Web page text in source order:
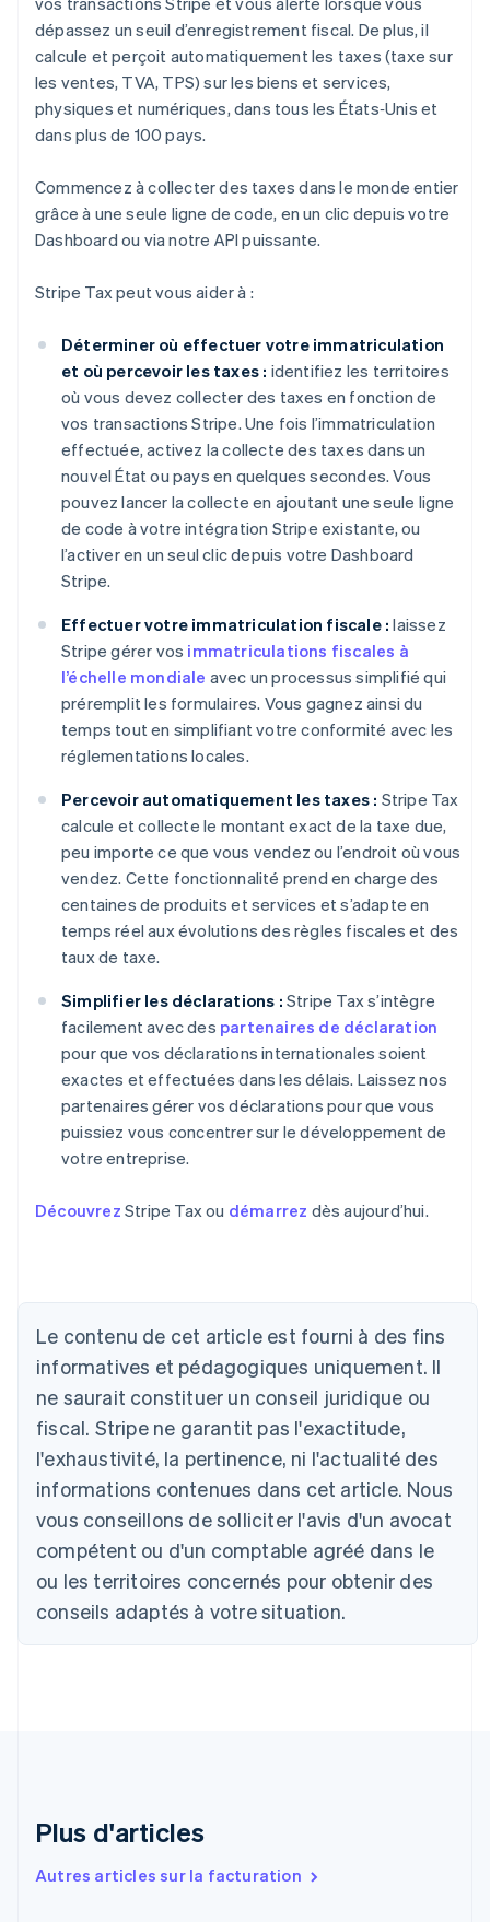
dépassez un seuil d’enregistrement fiscal. De plus, il
calcule et perçoit automatiquement les taxes (taxe sur
les ventes, TVA, TPS) sur les biens et services,
physiques et numériques, dans tous les États‑Unis et
dans plus de 100 pays.
Commencez à collecter des taxes dans le monde entier
grâce à une seule ligne de code, en un clic depuis votre
Dashboard ou via notre API puissante.
Stripe Tax peut vous aider à :
Déterminer où effectuer votre immatriculation
et où percevoir les taxes : identifiez les territoires
où vous devez collecter des taxes en fonction de
vos transactions Stripe. Une fois l’immatriculation
effectuée, activez la collecte des taxes dans un
nouvel État ou pays en quelques secondes. Vous
pouvez lancer la collecte en ajoutant une seule ligne
de code à votre intégration Stripe existante, ou
l’activer en un seul clic depuis votre Dashboard
Stripe.
Effectuer votre immatriculation fiscale : laissez
Stripe gérer vos immatriculations fiscales à
l’échelle mondiale avec un processus simplifié qui
préremplit les formulaires. Vous gagnez ainsi du
temps tout en simplifiant votre conformité avec les
réglementations locales.
Percevoir automatiquement les taxes : Stripe Tax
calcule et collecte le montant exact de la taxe due,
peu importe ce que vous vendez ou l’endroit où vous
vendez. Cette fonctionnalité prend en charge des
centaines de produits et services et s’adapte en
temps réel aux évolutions des règles fiscales et des
taux de taxe.
Simplifier les déclarations : Stripe Tax s’intègre
facilement avec des partenaires de déclaration
pour que vos déclarations internationales soient
exactes et effectuées dans les délais. Laissez nos
partenaires gérer vos déclarations pour que vous
puissiez vous concentrer sur le développement de
votre entreprise.
Découvrez Stripe Tax ou démarrez dès aujourd’hui.
Le contenu de cet article est fourni à des fins
informatives et pédagogiques uniquement. Il
ne saurait constituer un conseil juridique ou
fiscal. Stripe ne garantit pas l'exactitude,
l'exhaustivité, la pertinence, ni l'actualité des
informations contenues dans cet article. Nous
vous conseillons de solliciter l'avis d'un avocat
compétent ou d'un comptable agréé dans le
ou les territoires concernés pour obtenir des
conseils adaptés à votre situation.
Plus d'articles
Autres articles sur la facturation
Allemagne
Deutsch English
Australie
English
DeutschEnglish
Belgique
Nederlands Français English
Brésil
PortuguêsEnglish
Bulgarie
Canada
Danemark
English
Émirats arabes unis